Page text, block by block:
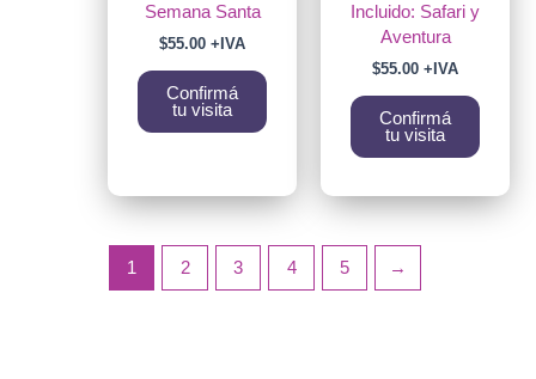
Semana Santa
$55.00 +IVA
Confirmá
tu visita
Incluido: Safari y
Aventura
$55.00 +IVA
Confirmá
tu visita
1 2 3 4 5 →